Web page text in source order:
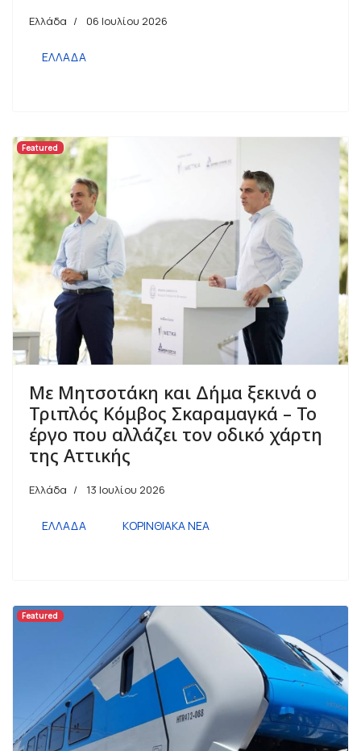
Ελλάδα 06 Ιουλίου 2026
ΕΛΛΑΔΑ
Featured
Με Μητσοτάκη και Δήμα ξεκινά ο
Τριπλός Κόμβος Σκαραμαγκά – Το
έργο που αλλάζει τον οδικό χάρτη
της Αττικής
Ελλάδα 13 Ιουλίου 2026
ΕΛΛΑΔΑ ΚΟΡΙΝΘΙΑΚΑ ΝΕΑ
Featured